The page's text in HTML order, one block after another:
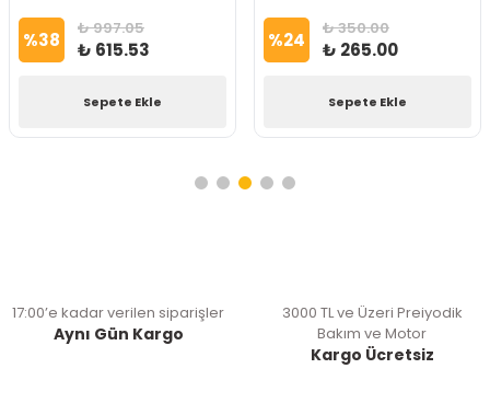
%38 ₺ 997.05
₺ 615.53
Sepete Ekle
%24 ₺ 350.00
₺ 265.00
Sepete Ekle
17:00’e kadar verilen siparişler
Aynı Gün Kargo
3000 TL ve Üzeri Preiyodik
Bakım ve Motor
Kargo Ücretsiz